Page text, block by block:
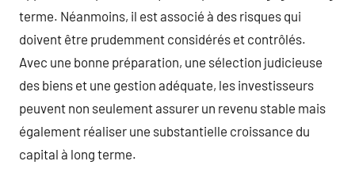
terme. Néanmoins, il est associé à des risques qui
doivent être prudemment considérés et contrôlés.
Avec une bonne préparation, une sélection judicieuse
des biens et une gestion adéquate, les investisseurs
peuvent non seulement assurer un revenu stable mais
également réaliser une substantielle croissance du
capital à long terme.